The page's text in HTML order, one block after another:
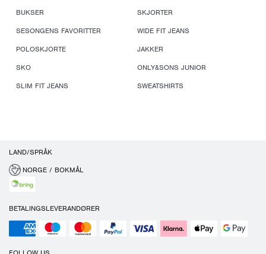
BUKSER
SKJORTER
SESONGENS FAVORITTER
WIDE FIT JEANS
POLOSKJORTE
JAKKER
SKO
ONLY&SONS JUNIOR
SLIM FIT JEANS
SWEATSHIRTS
LAND/SPRÅK
NORGE / BOKMÅL
BETALINGSLEVERANDØRER